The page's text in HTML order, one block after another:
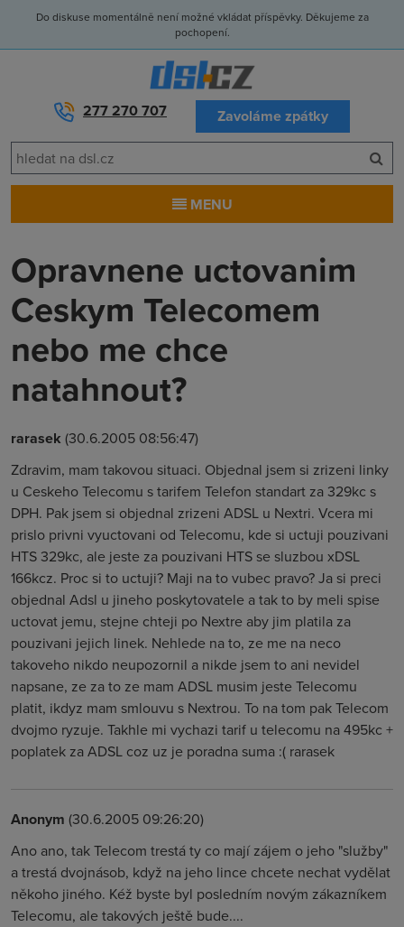
Do diskuse momentálně není možné vkládat příspěvky. Děkujeme za
pochopení.
277 270 707 Zavoláme zpátky
MENU
Opravnene uctovanim
Ceskym Telecomem
nebo me chce
natahnout?
rarasek (30.6.2005 08:56:47)
Zdravim, mam takovou situaci. Objednal jsem si zrizeni linky
u Ceskeho Telecomu s tarifem Telefon standart za 329kc s
DPH. Pak jsem si objednal zrizeni ADSL u Nextri. Vcera mi
prislo privni vyuctovani od Telecomu, kde si uctuji pouzivani
HTS 329kc, ale jeste za pouzivani HTS se sluzbou xDSL
166kcz. Proc si to uctuji? Maji na to vubec pravo? Ja si preci
objednal Adsl u jineho poskytovatele a tak to by meli spise
uctovat jemu, stejne chteji po Nextre aby jim platila za
pouzivani jejich linek. Nehlede na to, ze me na neco
takoveho nikdo neupozornil a nikde jsem to ani nevidel
napsane, ze za to ze mam ADSL musim jeste Telecomu
platit, ikdyz mam smlouvu s Nextrou. To na tom pak Telecom
dvojmo ryzuje. Takhle mi vychazi tarif u telecomu na 495kc +
poplatek za ADSL coz uz je poradna suma :( rarasek
Anonym (30.6.2005 09:26:20)
Ano ano, tak Telecom trestá ty co mají zájem o jeho "služby"
a trestá dvojnásob, když na jeho lince chcete nechat vydělat
někoho jiného. Kéž byste byl posledním novým zákazníkem
Telecomu, ale takových ještě bude....